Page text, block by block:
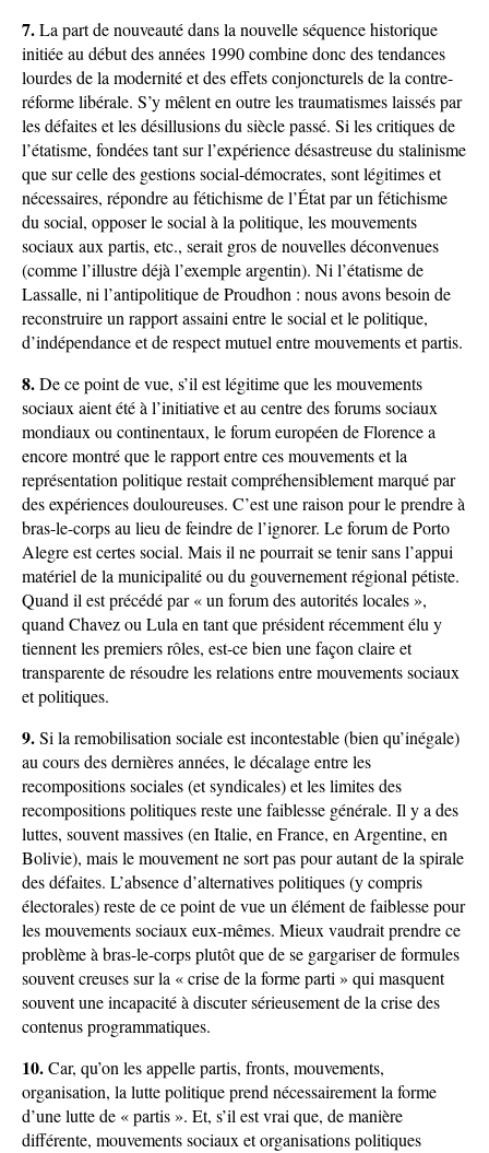
7.La part de nouveauté dans la nouvelle séquence historique
initiée au début des années 1990 combine donc des tendances
lourdes de la modernité et des effets conjoncturels de la contre-
réforme libérale. S’y mêlent en outre les traumatismes laissés par
les défaites et les désillusions du siècle passé. Si les critiques de
l’étatisme, fondées tant sur l’expérience désastreuse du stalinisme
que sur celle des gestions social-démocrates, sont légitimes et
nécessaires, répondre au fétichisme de l’État par un fétichisme
du social, opposer le social à la politique, les mouvements
sociaux aux partis, etc., serait gros de nouvelles déconvenues
(comme l’illustre déjà l’exemple argentin). Ni l’étatisme de
Lassalle, ni l’antipolitique de Proudhon : nous avons besoin de
reconstruire un rapport assaini entre le social et le politique,
d’indépendance et de respect mutuel entre mouvements et partis.
8.De ce point de vue, s’il est légitime que les mouvements
sociaux aient été à l’initiative et au centre des forums sociaux
mondiaux ou continentaux, le forum européen de Florence a
encore montré que le rapport entre ces mouvements et la
représentation politique restait compréhensiblement marqué par
des expériences douloureuses. C’est une raison pour le prendre à
bras-le-corps au lieu de feindre de l’ignorer. Le forum de Porto
Alegre est certes social. Mais il ne pourrait se tenir sans l’appui
matériel de la municipalité ou du gouvernement régional pétiste.
Quand il est précédé par « un forum des autorités locales »,
quand Chavez ou Lula en tant que président récemment élu y
tiennent les premiers rôles, est-ce bien une façon claire et
transparente de résoudre les relations entre mouvements sociaux
et politiques.
9.Si la remobilisation sociale est incontestable (bien qu’inégale)
au cours des dernières années, le décalage entre les
recompositions sociales (et syndicales) et les limites des
recompositions politiques reste une faiblesse générale. Il y a des
luttes, souvent massives (en Italie, en France, en Argentine, en
Bolivie), mais le mouvement ne sort pas pour autant de la spirale
des défaites. L’absence d’alternatives politiques (y compris
électorales) reste de ce point de vue un élément de faiblesse pour
les mouvements sociaux eux-mêmes. Mieux vaudrait prendre ce
problème à bras-le-corps plutôt que de se gargariser de formules
souvent creuses sur la « crise de la forme parti » qui masquent
souvent une incapacité à discuter sérieusement de la crise des
contenus programmatiques.
10.Car, qu’on les appelle partis, fronts, mouvements,
organisation, la lutte politique prend nécessairement la forme
d’une lutte de « partis ». Et, s’il est vrai que, de manière
différente, mouvements sociaux et organisations politiques